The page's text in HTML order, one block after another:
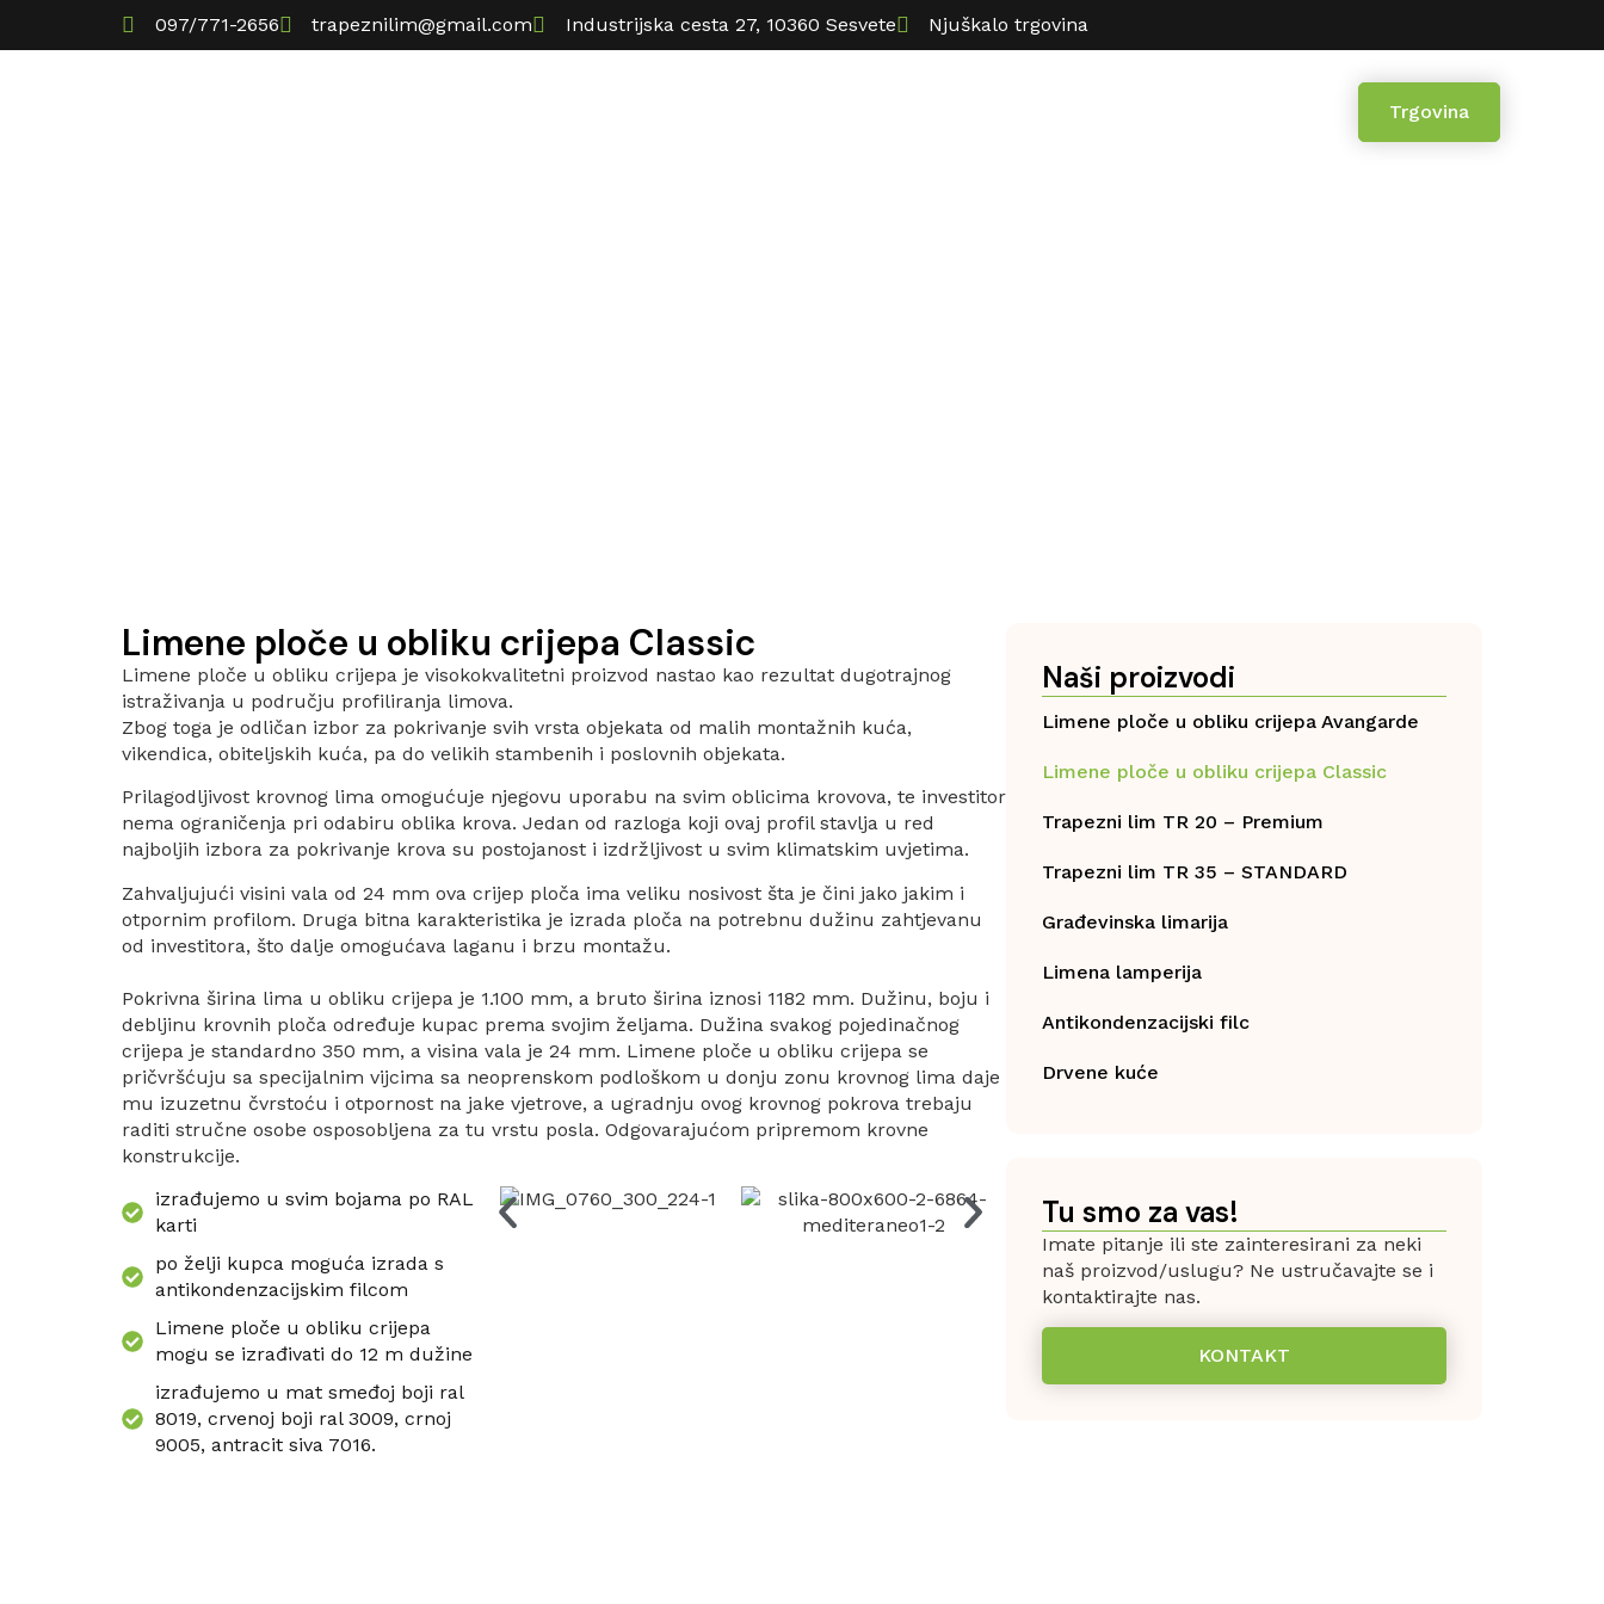
097/771-2656 trapeznilim@gmail.com Industrijska cesta 27, 10360 Sesvete Njuškalo trgovina
Trgovina
Limene ploče u obliku crijepa Classic
Limene ploče u obliku crijepa je visokokvalitetni proizvod nastao kao rezultat dugotrajnog
istraživanja u području profiliranja limova.
Zbog toga je odličan izbor za pokrivanje svih vrsta objekata od malih montažnih kuća,
vikendica, obiteljskih kuća, pa do velikih stambenih i poslovnih objekata.
Prilagodljivost krovnog lima omogućuje njegovu uporabu na svim oblicima krovova, te investitor
nema ograničenja pri odabiru oblika krova. Jedan od razloga koji ovaj profil stavlja u red
najboljih izbora za pokrivanje krova su postojanost i izdržljivost u svim klimatskim uvjetima.
Zahvaljujući visini vala od 24 mm ova crijep ploča ima veliku nosivost šta je čini jako jakim i
otpornim profilom. Druga bitna karakteristika je izrada ploča na potrebnu dužinu zahtjevanu
od investitora, što dalje omogućava laganu i brzu montažu.
Pokrivna širina lima u obliku crijepa je 1.100 mm, a bruto širina iznosi 1182 mm. Dužinu, boju i
debljinu krovnih ploča određuje kupac prema svojim željama. Dužina svakog pojedinačnog
crijepa je standardno 350 mm, a visina vala je 24 mm. Limene ploče u obliku crijepa se
pričvršćuju sa specijalnim vijcima sa neoprenskom podloškom u donju zonu krovnog lima daje
mu izuzetnu čvrstoću i otpornost na jake vjetrove, a ugradnju ovog krovnog pokrova trebaju
raditi stručne osobe osposobljena za tu vrstu posla. Odgovarajućom pripremom krovne
konstrukcije.
izrađujemo u svim bojama po RAL
karti
po želji kupca moguća izrada s
antikondenzacijskim filcom
Limene ploče u obliku crijepa
mogu se izrađivati do 12 m dužine
izrađujemo u mat smeđoj boji ral
8019, crvenoj boji ral 3009, crnoj
9005, antracit siva 7016.
Naši proizvodi
Limene ploče u obliku crijepa Avangarde
Limene ploče u obliku crijepa Classic
Trapezni lim TR 20 – Premium
Trapezni lim TR 35 – STANDARD
Građevinska limarija
Limena lamperija
Antikondenzacijski filc
Drvene kuće
Tu smo za vas!
Imate pitanje ili ste zainteresirani za neki
naš proizvod/uslugu? Ne ustručavajte se i
kontaktirajte nas.
KONTAKT